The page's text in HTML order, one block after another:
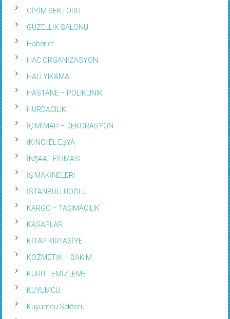
GİYİM SEKTÖRÜ
GÜZELLİK SALONU
Haberler
HAC ORGANİZASYON
HALI YIKAMA
HASTANE – POLIKLINIK
HURDACILIK
İÇ MİMAR – DEKORASYON
İKİNCİ EL EŞYA
İNŞAAT FİRMASI
İŞ MAKİNELERİ
İSTANBULLUOĞLU
KARGO – TAŞIMACILIK
KASAPLAR
KİTAP KIRTASİYE
KOZMETİK – BAKIM
KURU TEMİZLEME
KUYUMCU
Kuyumcu Sektörü